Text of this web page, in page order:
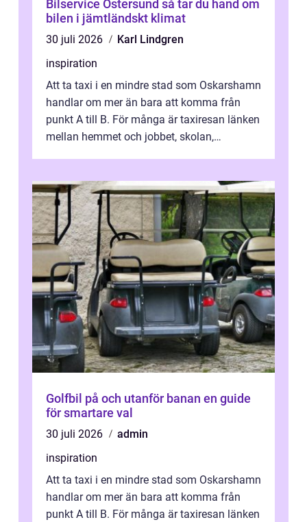
Bilservice Östersund så tar du hand om
bilen i jämtländskt klimat
30 juli 2026
Karl Lindgren
inspiration
Att ta taxi i en mindre stad som Oskarshamn
handlar om mer än bara att komma från
punkt A till B. För många är taxiresan länken
mellan hemmet och jobbet, skolan,
Golfbil på och utanför banan en guide
för smartare val
30 juli 2026
admin
inspiration
Att ta taxi i en mindre stad som Oskarshamn
handlar om mer än bara att komma från
punkt A till B. För många är taxiresan länken